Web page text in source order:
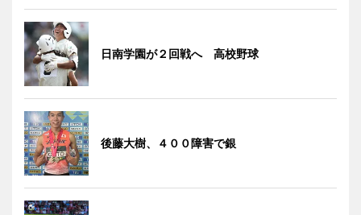
日南学園が２回戦へ 高校野球
後藤大樹、４００障害で銀